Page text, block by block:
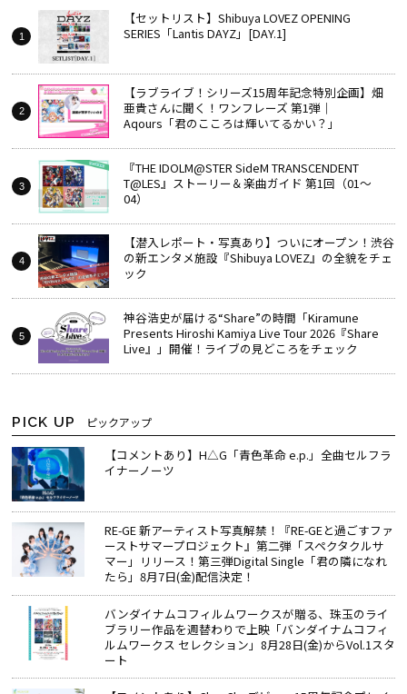
【セットリスト】Shibuya LOVEZ OPENING
SERIES「Lantis DAYZ」[DAY.1]
【ラブライブ！シリーズ15周年記念特別企画】畑
亜貴さんに聞く！ワンフレーズ 第1弾｜
Aqours「君のこころは輝いてるかい？」
『THE IDOLM@STER SideM TRANSCENDENT
T@LES』ストーリー＆楽曲ガイド 第1回（01～
04）
【潜入レポート・写真あり】ついにオープン！渋谷
の新エンタメ施設『Shibuya LOVEZ』の全貌をチェ
ック
神谷浩史が届ける“Share”の時間――「Kiramune
Presents Hiroshi Kamiya Live Tour 2026『Share
Live』」開催！ライブの見どころをチェック
PICK UP ピックアップ
【コメントあり】H△G「青色革命 e.p.」全曲セルフラ
イナーノーツ
RE-GE 新アーティスト写真解禁！『RE-GEと過ごすファ
ーストサマープロジェクト』第二弾「スペクタクルサ
マー」リリース！第三弾Digital Single「君の隣になれ
たら」8月7日(金)配信決定！
バンダイナムコフィルムワークスが贈る、珠玉のライ
ブラリー作品を週替わりで上映「バンダイナムコフィ
ルムワークス セレクション」8月28日(金)からVol.1スタ
ート